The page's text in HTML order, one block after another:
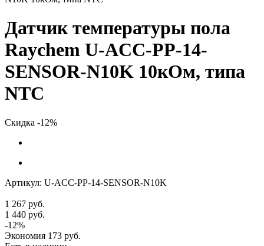
Датчик температуры пола
Raychem U-ACC-PP-14-
SENSOR-N10K 10кОм, типа
NTC
Скидка -12%
Артикул: U-ACC-PP-14-SENSOR-N10K
1 267 руб.
1 440 руб.
-12%
Экономия 173 руб.